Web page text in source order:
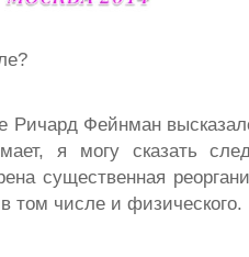
Ричард Фейнман
я могу сказать
существенная
том числе и физического.